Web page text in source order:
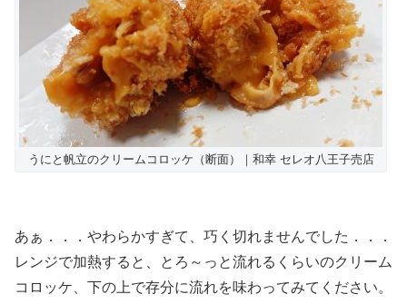
うにと帆立のクリームコロッケ（断面）｜和幸 セレオ八王子売店
あぁ．．．やわらかすぎて、巧く切れませんでした．．．
レンジで加熱すると、とろ～っと流れるくらいのクリーム
コロッケ、下の上で存分に流れを味わってみてください。